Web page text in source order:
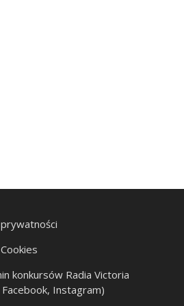
konkursów Radia Victoria
Instagram)